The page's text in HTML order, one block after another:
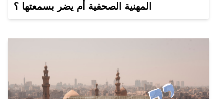
المهنية الصحفية أم يضر بسمعتها ؟